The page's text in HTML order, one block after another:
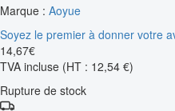
Marque : Aoyue
Soyez le premier à donner votre
14,67€
TVA incluse (HT : 12,54 €)
Rupture de stock